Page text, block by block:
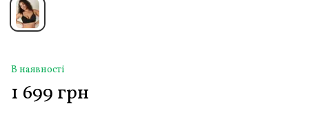
В наявності
1 699 грн